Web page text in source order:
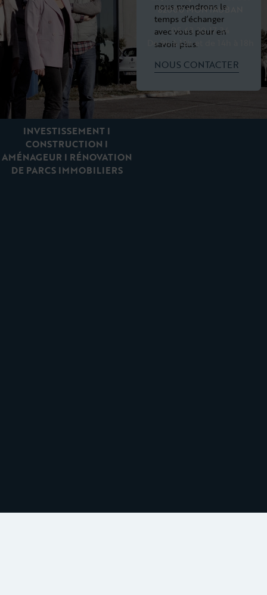
nous prendrons le
temps d’échanger
avec vous pour en
savoir plus.
NOUS CONTACTER
INVESTISSEMENT I
CONSTRUCTION I
AMÉNAGEUR I RÉNOVATION
DE PARCS IMMOBILIERS
82000 MONTAUBAN
05.63.20.17.34
De 9h à 12h et de 14h à 18h